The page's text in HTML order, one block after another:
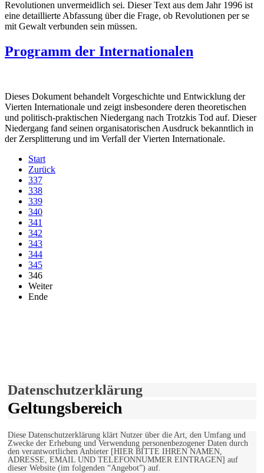
Revolutionen unvermeidlich sei. Dieser Text aus dem Jahr 1996 ist
eine detaillierte Abfassung über die Frage, ob Revolutionen per se
mit Gewalt verbunden sein müssen.
Programm der Internationalen
Dieses Dokument behandelt Vorgeschichte und Entwicklung der
Vierten Internationale und zeigt insbesondere deren theoretischen
und politisch-praktischen Niedergang nach Trotzkis Tod auf. Dieser
Niedergang fand seinen organisatorischen Ausdruck bekanntlich in
der Zersplitterung und im Verfall der Vierten Internationale.
Start
Zurück
337
338
339
340
341
342
343
344
345
346
Weiter
Ende
Datenschutzerklärung
Geltungsbereich
Diese Datenschutzerklärung klärt Nutzer über die Art, den Umfang und
Zwecke der Erhebung und Verwendung personenbezogener Daten durch
den verantwortlichen Anbieter [HIER BITTE IHREN NAMEN,
ADRESSE, EMAIL UND TELEFONNUMMER EINTRAGEN] auf
dieser Website (im folgenden “Angebot”) auf.